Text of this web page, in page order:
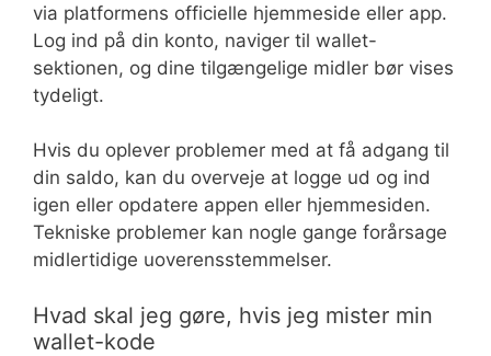
via platformens officielle hjemmeside eller app.
Log ind på din konto, naviger til wallet-
sektionen, og dine tilgængelige midler bør vises
tydeligt.
Hvis du oplever problemer med at få adgang til
din saldo, kan du overveje at logge ud og ind
igen eller opdatere appen eller hjemmesiden.
Tekniske problemer kan nogle gange forårsage
midlertidige uoverensstemmelser.
Hvad skal jeg gøre, hvis jeg mister min
wallet-kode